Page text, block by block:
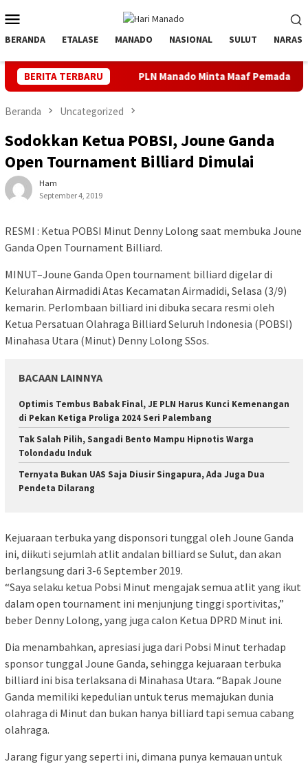
ke
kontenMobile
BERANDA ETALASE MANADO NASIONAL SULUT NARASI
BERITA TERBARUPLN Manado Minta Maaf Pemadaman Bergilir di
Beranda Uncategorized
Sodokkan Ketua POBSI, Joune Ganda
Open Tournament Billiard Dimulai
Ham
September 4, 2019
RESMI : Ketua POBSI Minut Denny Lolong saat membuka Joune
Ganda Open Tournament Billiard.
MINUT–Joune Ganda Open tournament billiard digelar di
Kelurahan Airmadidi Atas Kecamatan Airmadidi, Selasa (3/9)
kemarin. Perlombaan billiard ini dibuka secara resmi oleh
Ketua Persatuan Olahraga Billiard Seluruh Indonesia (POBSI)
Minahasa Utara (Minut) Denny Lolong SSos.
BACAAN LAINNYA
Optimis Tembus Babak Final, JE PLN Harus Kunci Kemenangan
di Pekan Ketiga Proliga 2024 Seri Palembang
Tak Salah Pilih, Sangadi Bento Mampu Hipnotis Warga
Tolondadu Induk
Ternyata Bukan UAS Saja Diusir Singapura, Ada Juga Dua
Pendeta Dilarang
Kejuaraan terbuka yang disponsori tunggal oleh Joune Ganda
ini, diikuti sejumlah atlit andalan billiard se Sulut, dan akan
berlangsung dari 3-6 September 2019.
“Saya selaku ketua Pobsi Minut mengajak semua atlit yang ikut
dalam open tournament ini menjunjung tinggi sportivitas,”
beber Denny Lolong, yang juga calon Ketua DPRD Minut ini.
Dia menambahkan, apresiasi juga dari Pobsi Minut terhadap
sponsor tunggal Joune Ganda, sehingga kejuaraan terbuka
billiard ini bisa terlaksana di Minahasa Utara. “Bapak Joune
Ganda memiliki kepedulian untuk terus memajukan dunia
olahraga di Minut dan bukan hanya billiard tapi semua cabang
olahraga.
Jarang figur yang seperti ini, dimana punya kemauan untuk